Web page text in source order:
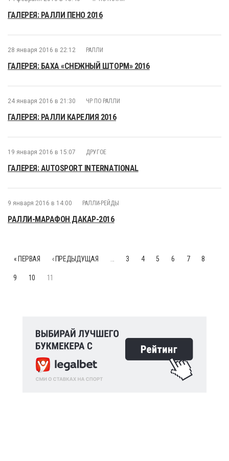
ГАЛЕРЕЯ: РАЛЛИ ПЕНО 2016
28 января 2016 в 22:12 РАЛЛИ
ГАЛЕРЕЯ: БАХА «СНЕЖНЫЙ ШТОРМ» 2016
24 января 2016 в 21:30 ЧР ПО РАЛЛИ
ГАЛЕРЕЯ: РАЛЛИ КАРЕЛИЯ 2016
19 января 2016 в 15:07 ДРУГОЕ
ГАЛЕРЕЯ: AUTOSPORT INTERNATIONAL
9 января 2016 в 14:00 РАЛЛИ-РЕЙДЫ
РАЛЛИ-МАРАФОН ДАКАР-2016
« ПЕРВАЯ ‹ ПРЕДЫДУЩАЯ 3 4 5 6 7 8
9 10 11